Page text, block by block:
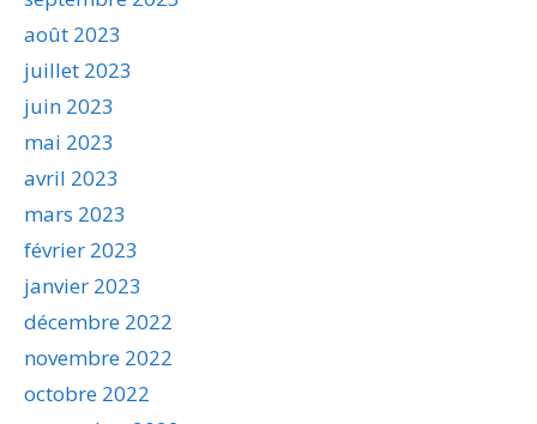
août 2023
juillet 2023
juin 2023
mai 2023
avril 2023
mars 2023
février 2023
janvier 2023
décembre 2022
novembre 2022
octobre 2022